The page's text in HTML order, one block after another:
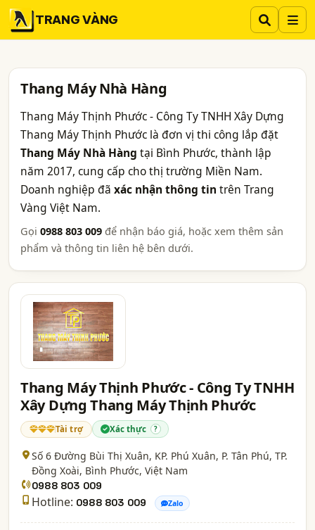
TRANG VÀNG
Thang Máy Nhà Hàng
Thang Máy Thịnh Phước - Công Ty TNHH Xây Dựng
Thang Máy Thịnh Phước là đơn vị thi công lắp đặt
Thang Máy Nhà Hàng tại Bình Phước, thành lập
năm 2017, cung cấp cho thị trường Miền Nam.
Doanh nghiệp đã xác nhận thông tin trên Trang
Vàng Việt Nam.
Gọi 0988 803 009 để nhận báo giá, hoặc xem thêm sản
phẩm và thông tin liên hệ bên dưới.
Thang Máy Thịnh Phước - Công Ty TNHH
Xây Dựng Thang Máy Thịnh Phước
Tài trợ Xác thực ?
Số 6 Đường Bùi Thị Xuân, KP. Phú Xuân, P. Tân Phú, TP.
Đồng Xoài, Bình Phước, Việt Nam
0988 803 009
Hotline: 0988 803 009 Zalo